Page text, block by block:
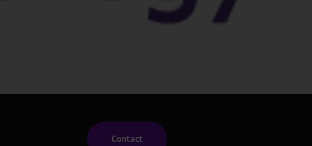
Contact